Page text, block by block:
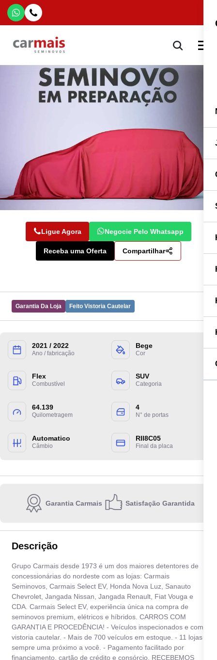
Garantia Da Loja Feito Vistoria Cautelar
2021 / 2022
Ano / fabricação
Bege
Cor
Flex
Combustível
SUV
Categoria
64.139
Quilometragem
4
N° de portas
Automatico
Câmbio
RII8C05
Final da placa
Garantia Carmais Satisfação Garantida
Descrição
Grupo Carmais desde 1973 é um dos maiores detentores de
concessionárias do nordeste com as lojas: Carmais
Seminovos, Carmais Select EV, Honda Nova Luz, Sanauto
Chevrolet, Jangada Nissan, Jangada Renault, Fiat Vouga e
CDA. Carmais Select EV, experiência única na compra de
seminovos premium, elétricos e híbridos. CARROS COM
GARANTIA E PROCEDÊNCIA! - Veículos inspecionados e com
vistoria cautelar. - Mais de 700 veículos em estoque. - 11 lojas
sempre uma próximo a você. - Pagamento facilitado por
financiamento, cartão de crédito e consórcio. RECEBEMOS
Ligue Agora Negocie Pelo Whatsapp
Receba uma Oferta Compartilhar
Preencha suas informações para entrarmos
em contato.
Escolha a unidade:
Ao informar meus dados, eu concordo com aPolítica de privacidade
Enviar